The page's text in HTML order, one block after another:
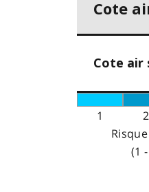
Cote
Cote air
1 2
(1